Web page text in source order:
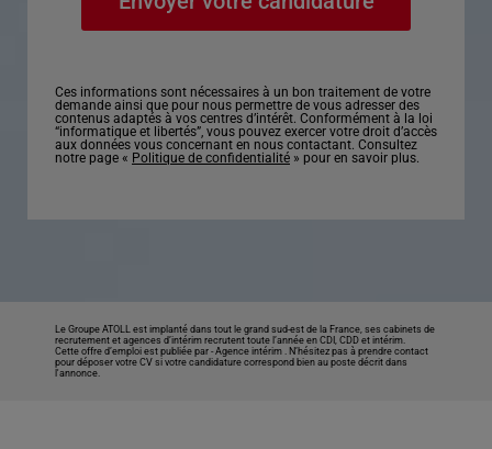
Ces informations sont nécessaires à un bon traitement de votre
demande ainsi que pour nous permettre de vous adresser des
contenus adaptés à vos centres d’intérêt. Conformément à la loi
“informatique et libertés”, vous pouvez exercer votre droit d’accès
aux données vous concernant en nous contactant. Consultez
notre page « Politique de confidentialité » pour en savoir plus.
Le Groupe ATOLL est implanté dans tout le grand sud-est de la France, ses cabinets de
recrutement et agences d’intérim recrutent toute l’année en CDI, CDD et intérim.
Cette offre d’emploi est publiée par -Agence intérim . N’hésitez pas à prendre contact
pour déposer votre CV si votre candidature correspond bien au poste décrit dans
l'annonce.